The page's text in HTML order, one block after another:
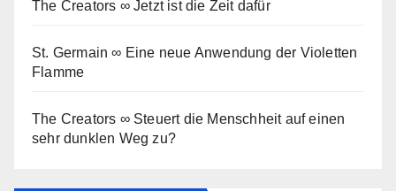
The Creators ∞ Jetzt ist die Zeit dafür
St. Germain ∞ Eine neue Anwendung der Violetten
Flamme
The Creators ∞ Steuert die Menschheit auf einen
sehr dunklen Weg zu?